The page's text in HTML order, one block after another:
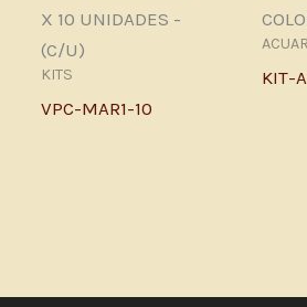
X 10 UNIDADES -
(C/U)
KITS
VPC-MAR1-10
KIT-